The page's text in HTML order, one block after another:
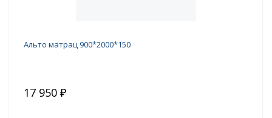
Альто матрац 900*2000*150
17 950 ₽